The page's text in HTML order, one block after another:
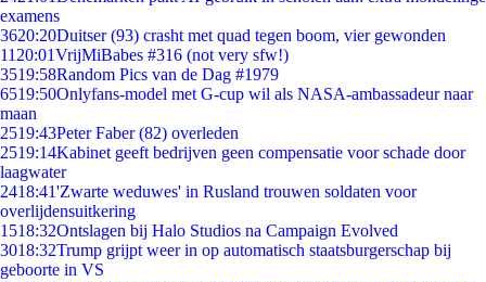
examens
3620:20Duitser (93) crasht met quad tegen boom, vier gewonden
11 20:01VrijMiBabes #316 (not very sfw!)
3519:58Random Pics van de Dag #1979
6519:50Onlyfans-model met G-cup wil als NASA-ambassadeur naar
maan
2519:43Peter Faber (82) overleden
2519:14Kabinet geeft bedrijven geen compensatie voor schade door
laagwater
2418:41'Zwarte weduwes' in Rusland trouwen soldaten voor
overlijdensuitkering
1518:32Ontslagen bij Halo Studios na Campaign Evolved
3018:32Trump grijpt weer in op automatisch staatsburgerschap bij
geboorte in VS